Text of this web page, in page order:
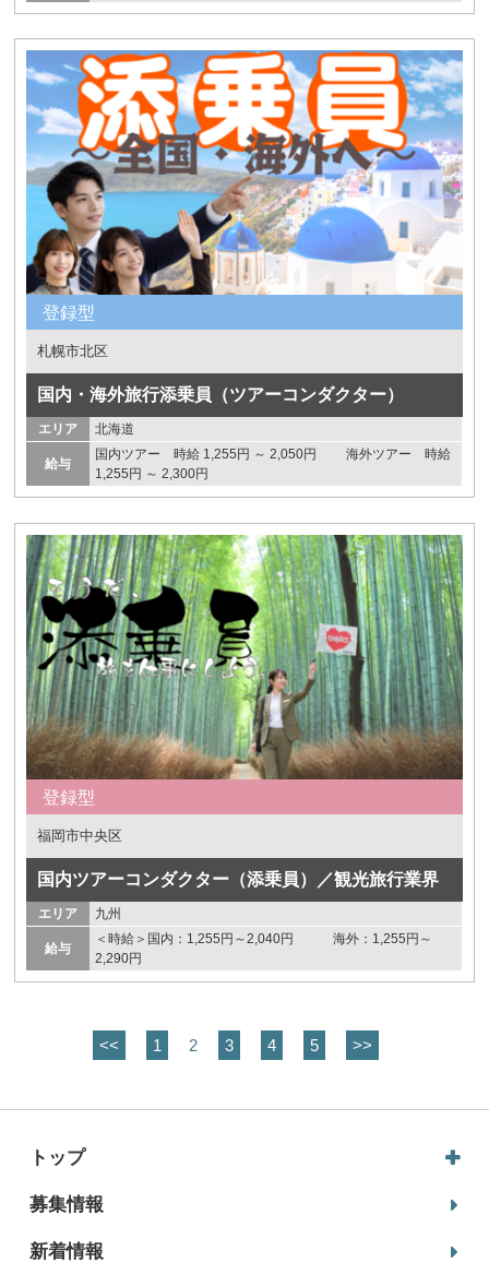
登録型
札幌市北区
国内・海外旅行添乗員（ツアーコンダクター）
エリア 北海道
給与
国内ツアー 時給 1,255円 ～ 2,050円 海外ツアー 時給
1,255円 ～ 2,300円
登録型
福岡市中央区
国内ツアーコンダクター（添乗員）／観光旅行業界
エリア 九州
給与
＜時給＞国内：1,255円～2,040円 海外：1,255円～
2,290円
<< 1 2 3 4 5 >>
トップ
募集情報
新着情報